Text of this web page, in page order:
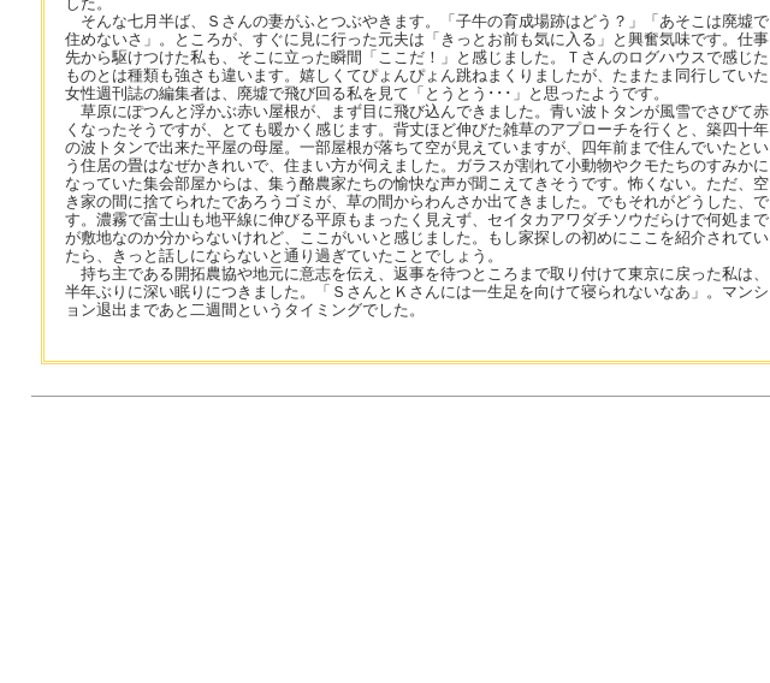
そんな七月半ば、Ｓさんの妻がふとつぶやきます。「子牛の育成場跡はどう？」「あそこは廃墟で
住めないさ」。ところが、すぐに見に行った元夫は「きっとお前も気に入る」と興奮気味です。仕事
先から駆けつけた私も、そこに立った瞬間「ここだ！」と感じました。Ｔさんのログハウスで感じた
ものとは種類も強さも違います。嬉しくてぴょんぴょん跳ねまくりましたが、たまたま同行していた
女性週刊誌の編集者は、廃墟で飛び回る私を見て「とうとう･･･」と思ったようです。
草原にぽつんと浮かぶ赤い屋根が、まず目に飛び込んできました。青い波トタンが風雪でさびて赤
くなったそうですが、とても暖かく感じます。背丈ほど伸びた雑草のアプローチを行くと、築四十年
の波トタンで出来た平屋の母屋。一部屋根が落ちて空が見えていますが、四年前まで住んでいたとい
う住居の畳はなぜかきれいで、住まい方が伺えました。ガラスが割れて小動物やクモたちのすみかに
なっていた集会部屋からは、集う酪農家たちの愉快な声が聞こえてきそうです。怖くない。ただ、空
き家の間に捨てられたであろうゴミが、草の間からわんさか出てきました。でもそれがどうした、で
す。濃霧で富士山も地平線に伸びる平原もまったく見えず、セイタカアワダチソウだらけで何処まで
が敷地なのか分からないけれど、ここがいいと感じました。もし家探しの初めにここを紹介されてい
たら、きっと話しにならないと通り過ぎていたことでしょう。
持ち主である開拓農協や地元に意志を伝え、返事を待つところまで取り付けて東京に戻った私は、
半年ぶりに深い眠りにつきました。「ＳさんとＫさんには一生足を向けて寝られないなあ」。マンシ
ョン退出まであと二週間というタイミングでした。